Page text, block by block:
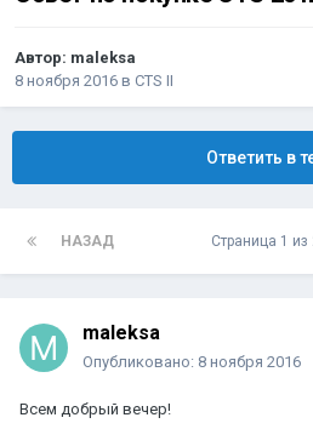
Автор: maleksa
8 ноября 2016 в CTS II
Ответить в
НАЗАД Страница 1 из
maleksa
Опубликовано: 8 ноября 2016
Всем добрый вечер!